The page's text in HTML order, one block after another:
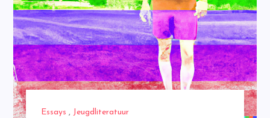
Essays , Jeugdliteratuur